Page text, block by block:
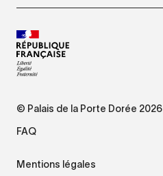
© Palais de la Porte Dorée 2026
FAQ
Mentions légales